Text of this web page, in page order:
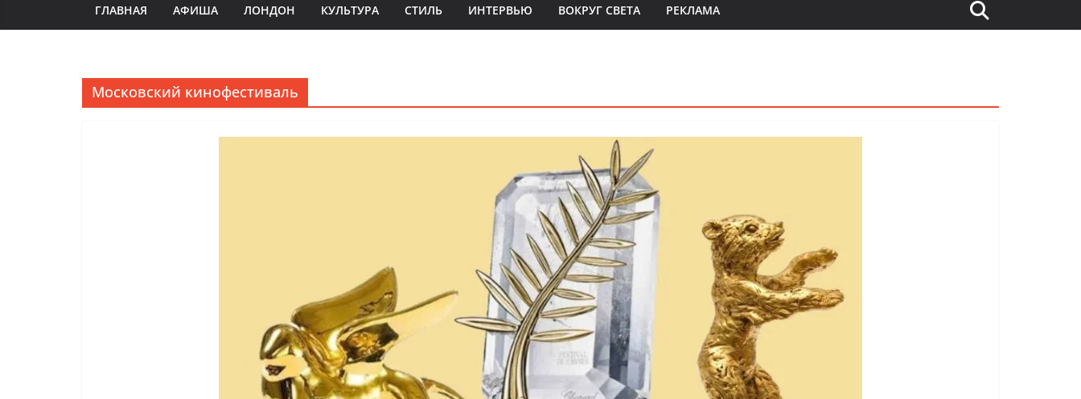
ГЛАВНАЯ АФИША ЛОНДОН КУЛЬТУРА СТИЛЬ ИНТЕРВЬЮ ВОКРУГ СВЕТА РЕКЛАМА
Московский кинофестиваль